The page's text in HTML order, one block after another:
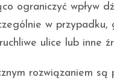
ograniczyć wpływ
w przypadku,
ulice lub inne
rozwiązaniem są